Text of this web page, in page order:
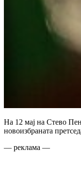
На 12 мај на Стево
новоизбраната
— реклама —